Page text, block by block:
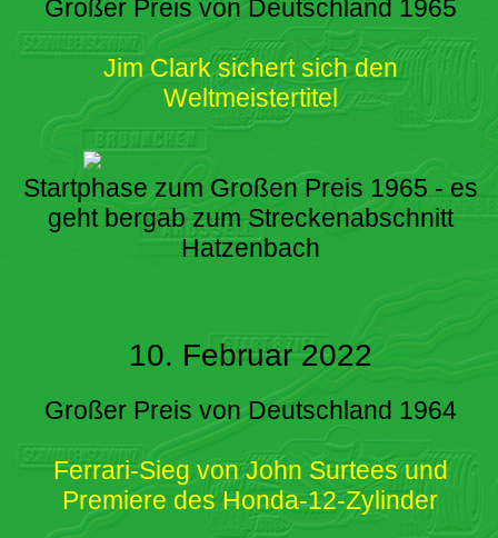
Großer Preis von Deutschland 1965
Jim Clark sichert sich den
Weltmeistertitel
Startphase zum Großen Preis 1965 - es
geht bergab zum Streckenabschnitt
Hatzenbach
10. Februar 2022
Großer Preis von Deutschland 1964
Ferrari-Sieg von John Surtees und
Premiere des Honda-12-Zylinder